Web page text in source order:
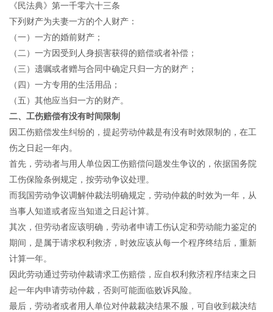
《民法典》第一千零六十三条
下列财产为夫妻一方的个人财产：
（一）一方的婚前财产；
（二）一方因受到人身损害获得的赔偿或者补偿；
（三）遗嘱或者赠与合同中确定只归一方的财产；
（四）一方专用的生活用品；
（五）其他应当归一方的财产。
二、工伤赔偿有没有时间限制
因工伤赔偿发生纠纷的，提起劳动仲裁是有没有时效限制的，在工
伤之日起一年内。
首先，劳动者与用人单位因工伤赔偿问题发生争议的，依据国务院
工伤保险条例规定，按劳动争议处理。
而我国劳动争议调解仲裁法明确规定，劳动仲裁的时效为一年，从
当事人知道或者应当知道之日起计算。
其次，但劳动者应该明确，劳动者申请工伤认定和劳动能力鉴定的
期间，是属于请求权利救济，时效应该从每一个程序终结后，重新
计算一年。
因此劳动通过劳动仲裁请求工伤赔偿，应自权利救济程序结束之日
起一年内申请劳动仲裁，否则可能面临败诉风险。
最后，劳动者或者用人单位对仲裁裁决结果不服，可自收到裁决结